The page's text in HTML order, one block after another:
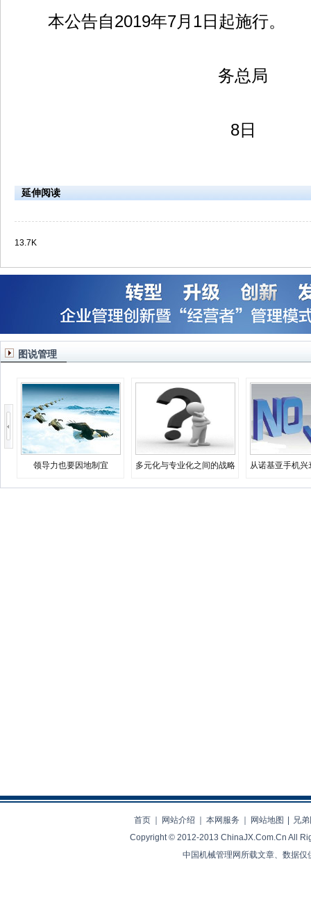
本公告自2019年7月1日起施行。
务总局
8日
延伸阅读
13.7K
图说管理
领导力也要因地制宜
多元化与专业化之间的战略
从诺基亚手机兴
首页 ｜ 网站介绍 ｜ 本网服务 ｜ 网站地图 | 兄
Copyright © 2012-2013 ChinaJX.Com.Cn All
中国机械管理网所载文章、数据